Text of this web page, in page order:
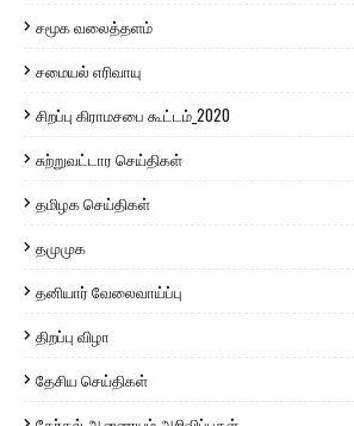
சமூக வலைத்தளம்
சமையல் எரிவாயு
சிறப்பு கிராமசபை கூட்டம்_2020
சுற்றுவட்டார செய்திகள்
தமிழக செய்திகள்
தமுமுக
தனியார் வேலைவாய்ப்பு
திறப்பு விழா
தேசிய செய்திகள்